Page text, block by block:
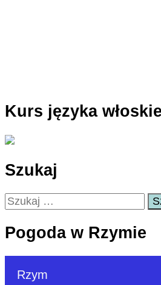
Kurs języka
Szukaj
Szukaj:
Pogoda w Rzymie